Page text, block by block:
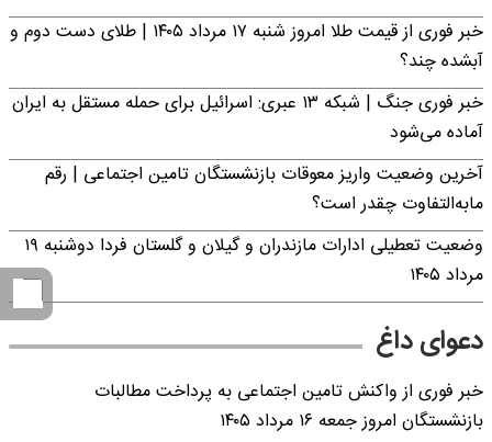
خبر فوری از قیمت طلا امروز شنبه ۱۷ مرداد ۱۴۰۵ | طلای دست دوم و
آبشده چند؟
خبر فوری جنگ | شبکه ۱۳ عبری: اسرائیل برای حمله مستقل به ایران
آماده می‌شود
آخرین وضعیت واریز معوقات بازنشستگان تامین اجتماعی | رقم
مابه‌التفاوت چقدر است؟
وضعیت تعطیلی ادارات مازندران و گیلان و گلستان فردا دوشنبه ۱۹
مرداد ۱۴۰۵
دعوای داغ
خبر فوری از واکنش تامین اجتماعی به پرداخت مطالبات
بازنشستگان امروز جمعه ۱۶ مرداد ۱۴۰۵